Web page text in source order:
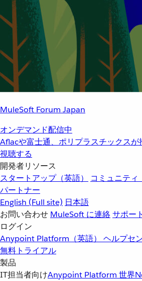
MuleSoft Forum Japan
オンデマンド配信中
Aflacや富士通、ポリプラスチックス
視聴する
開発者リソース
スタートアップ（英語）
コミュニティ
パートナー
English (Full site) 日本語
お問い合わせ MuleSoft に連絡サポー
ログイン
Anypoint Platform（英語） ヘルプセ
無料トライアル
製品
IT担当者向けAnypoint Platform 世界